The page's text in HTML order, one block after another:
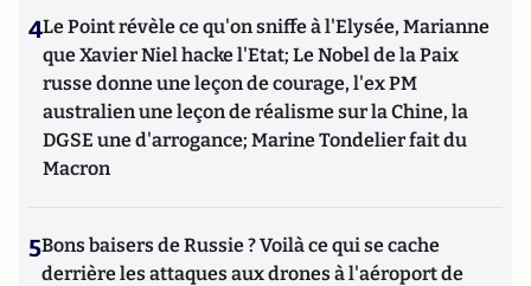
4Le Point révèle ce qu'on sniffe à l'Elysée, Marianne
que Xavier Niel hacke l'Etat; Le Nobel de la Paix
russe donne une leçon de courage, l'ex PM
australien une leçon de réalisme sur la Chine, la
DGSE une d'arrogance; Marine Tondelier fait du
Macron
5Bons baisers de Russie ? Voilà ce qui se cache
derrière les attaques aux drones à l'aéroport de